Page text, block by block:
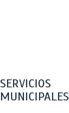
SERVICIOS
MUNICIPALES